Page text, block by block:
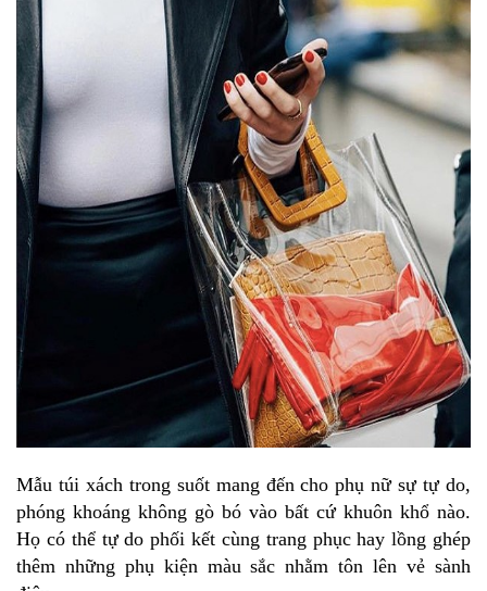
Mẫu túi xách trong suốt mang đến cho phụ nữ sự tự do,
phóng khoáng không gò bó vào bất cứ khuôn khổ nào.
Họ có thể tự do phối kết cùng trang phục hay lồng ghép
thêm những phụ kiện màu sắc nhằm tôn lên vẻ sành